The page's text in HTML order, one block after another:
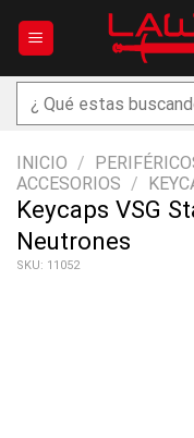
Buscar
por:
INICIO /
ACCESORIOS /
Keycaps VSG
Neutrones
SKU: 11052